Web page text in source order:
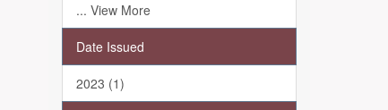
... View More
Date Issued
2023 (1)